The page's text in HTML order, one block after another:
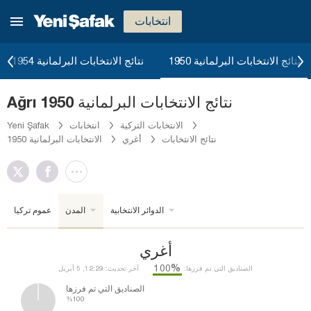
انتخابات
نتائج الانتخابات البرلمانية 1954 نتائج الانتخابات البرلمانية 1950
Ağrı نتائج الانتخابات البرلمانية 1950
Yeni Şafak انتخابات
الانتخابات التركية
الانتخابات البرلمانية 1950
أغري نتائج الانتخابات
عموم تركيا المدن الدوائر الانتخابية
أغري
آخر تحديث: 12:29, 5 أبريل الصناديق التي تم فرزها: %100
الصناديق التي تم فرزها
%100